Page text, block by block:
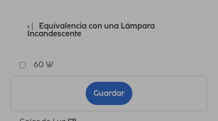
Equivalencia con una Lámpara
Incandescente
60 W
Guardar